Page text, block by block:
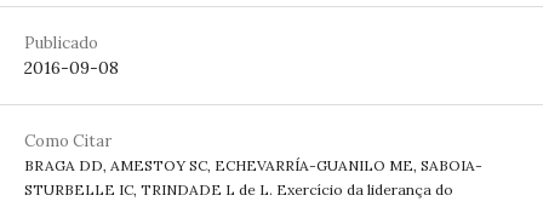
Publicado
2016-09-08
Como Citar
BRAGA DD, AMESTOY SC, ECHEVARRÍA-GUANILO ME, SABOIA-
STURBELLE IC, TRINDADE L de L. Exercício da liderança do